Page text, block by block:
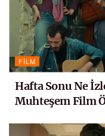
FILM
Hafta Sonu Ne
Muhteşem Film